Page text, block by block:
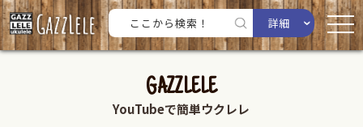
詳細
GAZZLELE
YouTubeで簡単ウクレレ